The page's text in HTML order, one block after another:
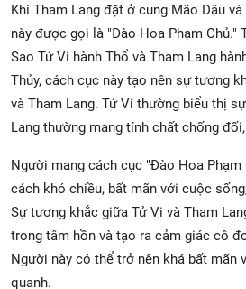
Khi Tham Lang đặt ở cung Mão Dậu
này được gọi là "Đào Hoa Phạm Chủ."
Sao Tử Vi hành Thổ và Tham Lang
Thủy, cách cục này tạo nên sự tương
và Tham Lang. Tử Vi thường biểu thị
Lang thường mang tính chất chống
Người mang cách cục "Đào Hoa
cách khó chiều, bất mãn với cuộc
Sự tương khắc giữa Tử Vi và Tham
trong tâm hồn và tạo ra cảm giác cô
Người này có thể trở nên khá bất mãn
quanh.